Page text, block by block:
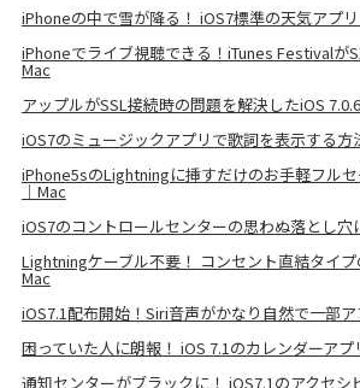
iPhoneの中で雪が降る！ iOS7標準の天気アプ
iPhoneでライブ視聴できる！iTunes Festivalが
Mac
アップルがSSL接続時の問題を解決したiOS
iOS7のミュージックアプリで歌詞を表示する方
iPhone5sのLightningに挿すだけのお手軽フルセ
｜Mac
iOS7のコントロールセンターの思わぬ落とし穴
Lightningケーブル不要！ コンセント直結タイプ
Mac
iOS7.1配布開始！Siri音声がかなり自然で一部
困っていた人に朗報！ iOS 7.1のカレンダーア
通知センターがブラックに！ iOS7.1のアクセシ